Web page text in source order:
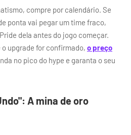
compre por calendário. Se
ponta vai pegar um time fraco,
dela antes do jogo começar.
upgrade for confirmado, o preço
no pico do hype e garanta o seu
A mina de oro